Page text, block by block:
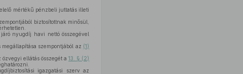
mértékű pénzbeli juttatás illeti
biztosítottnak minősül,
nyugdíj havi nettó összegével
szempontjából az (1)
ellátás összegét a13. § (2)
igazgatási szerv az